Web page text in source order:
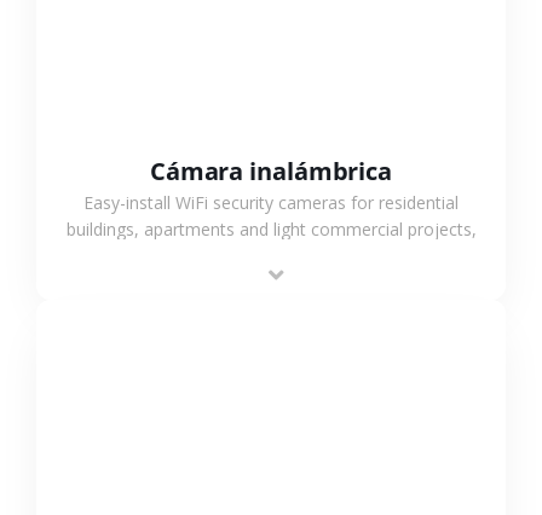
Cámara inalámbrica
Easy-install WiFi security cameras for residential
buildings, apartments and light commercial projects,
surveillance solutions.